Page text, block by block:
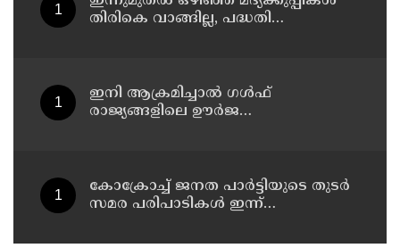
തിരികെ വാങ്ങില്ല, പദ്ധതി
ഇനി ആക്രമിച്ചാല്‍ ഗള്‍ഫ്
രാജ്യങ്ങളിലെ ഊര്‍ജ
കോക്രോച്ച് ജനത പാര്‍ട്ടിയുടെ തുടര്‍
സമര പരിപാടികള്‍ ഇന്ന്